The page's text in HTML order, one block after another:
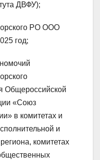
ДВФУ);
РО ООО
год;
Общероссийской
«Союз
в комитетах и
и
комитетах